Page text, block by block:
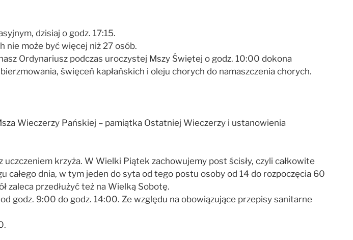
dzisiaj o godz. 17:15.
nie może być więcej niż 27 osób.
Ordynariusz podczas uroczystej Mszy Świętej o godz. 10:00 dokona
święceń kapłańskich i oleju chorych do namaszczenia chorych.
Wieczerzy Pańskiej – pamiątka Ostatniej Wieczerzy i ustanowienia
krzyża. W Wielki Piątek zachowujemy post ścisły, czyli całkowite
dnia, w tym jeden do syta od tego postu osoby od 14 do rozpoczęcia 60
zaleca przedłużyć też na Wielką Sobotę.
godz. 9:00 do godz. 14:00. Ze względu na obowiązujące przepisy sanitarne